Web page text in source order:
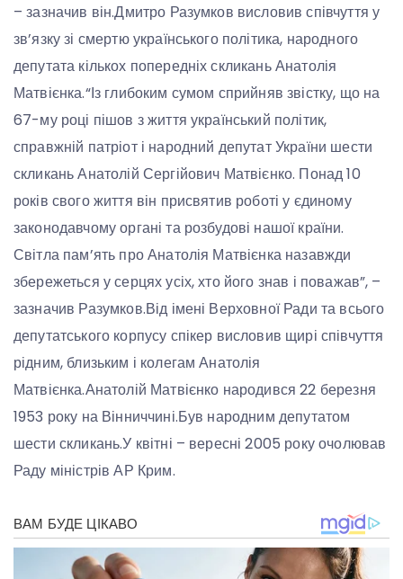
– зазначив він.Дмитро Разумков висловив співчуття у
зв’язку зі смертю українського політика, народного
депутата кількох попередніх скликань Анатолія
Матвієнка.“Із глибоким сумом сприйняв звістку, що на
67-му році пішов з життя український політик,
справжній патріот і народний депутат України шести
скликань Анатолій Сергійович Матвієнко. Понад 10
років свого життя він присвятив роботі у єдиному
законодавчому органі та розбудові нашої країни.
Світла пам’ять про Анатолія Матвієнка назавжди
збережеться у серцях усіх, хто його знав і поважав”, –
зазначив Разумков.Від імені Верховної Ради та всього
депутатського корпусу спікер висловив щирі співчуття
рідним, близьким і колегам Анатолія
Матвієнка.Анатолій Матвієнко народився 22 березня
1953 року на Вінниччині.Був народним депутатом
шести скликань.У квітні – вересні 2005 року очолював
Раду міністрів АР Крим.